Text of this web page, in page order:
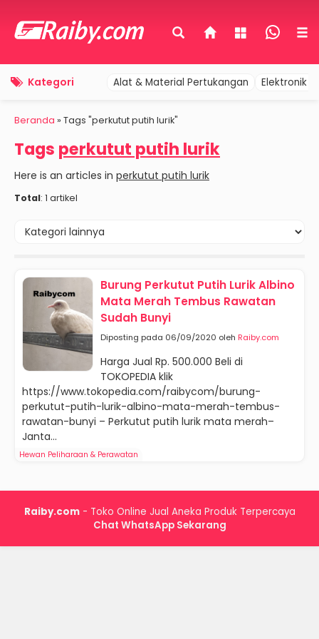
Kategori Alat & Material Pertukangan Elektronik
Beranda » Tags "perkutut putih lurik"
Tags perkutut putih lurik
Here is an articles in perkutut putih lurik
Total: 1 artikel
Burung Perkutut Putih Lurik Albino
Mata Merah Tembus Rawatan
Sudah Bunyi
Diposting pada 06/09/2020 oleh Raiby.com
Harga Jual Rp. 500.000 Beli di
TOKOPEDIA klik
https://www.tokopedia.com/raibycom/burung-
perkutut-putih-lurik-albino-mata-merah-tembus-
rawatan-bunyi – Perkutut putih lurik mata merah–
Janta...
Hewan Peliharaan & Perawatan
Raiby.com- Toko Online Jual Aneka Produk Terpercaya
Chat WhatsApp Sekarang